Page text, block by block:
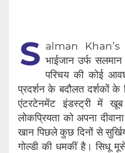
S alman
भाईजान उर्फ
परिचय की‌‌ कोई
प्रदर्शन के बदौलत दर्शकों
एंटरटेनमेंट इंडस्ट्री में
लोकप्रियता को अपना
खान पिछले कुछ दिनों से
गोल्डी की धमकीं है। सिधू